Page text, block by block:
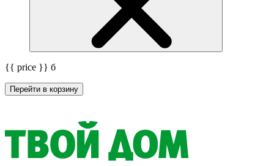
{{ price }} б
Перейти в корзину